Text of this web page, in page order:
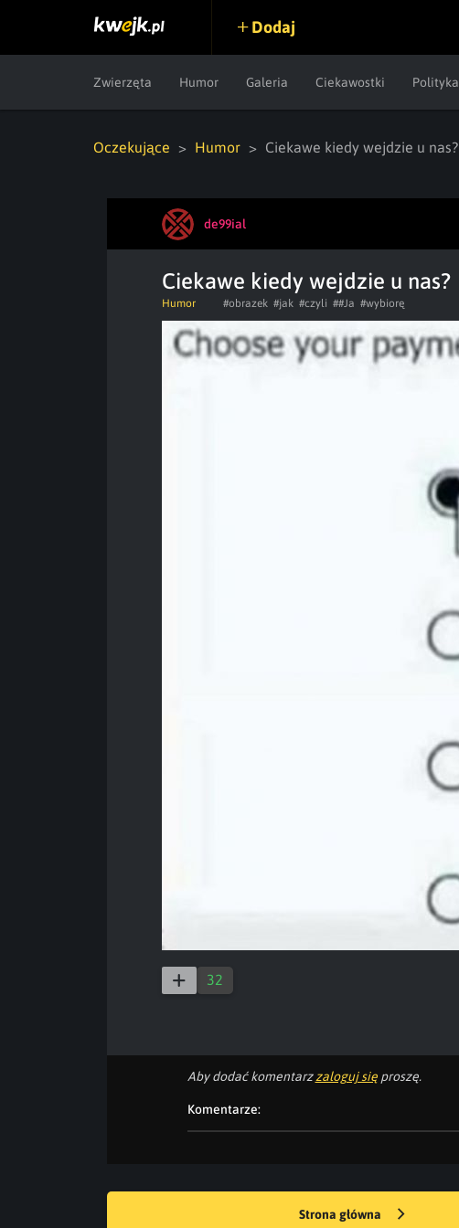
Dodaj
Zwierzęta Humor Galeria Ciekawostki Polityka
Oczekujące Humor Ciekawe kiedy wejdzie u nas?
de99ial
Ciekawe kiedy wejdzie u nas?
Humor #obrazek #jak #czyli ##Ja #wybiorę
32
Aby dodać komentarzzaloguj sięproszę.
Komentarze:
Strona główna